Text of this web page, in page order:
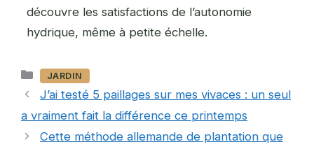
découvre les satisfactions de l’autonomie
hydrique, même à petite échelle.
Catégories
JARDIN
J’ai testé 5 paillages sur mes vivaces : un seul
a vraiment fait la différence ce printemps
Cette méthode allemande de plantation que